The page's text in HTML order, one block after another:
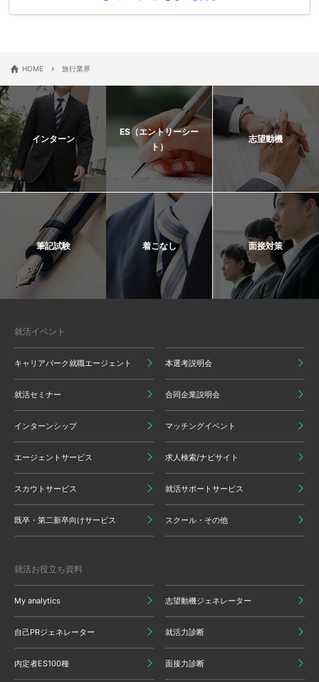
HOME › 旅行業界
インターン
ES（エントリーシー
ト）
志望動機
筆記試験 着こなし 面接対策
就活イベント
キャリアパーク就職エージェント 本選考説明会
就活セミナー 合同企業説明会
インターンシップ マッチングイベント
エージェントサービス 求人検索/ナビサイト
スカウトサービス 就活サポートサービス
既卒・第二新卒向けサービス スクール・その他
就活お役立ち資料
My analytics 志望動機ジェネレーター
自己PRジェネレーター 就活力診断
内定者ES100種 面接力診断